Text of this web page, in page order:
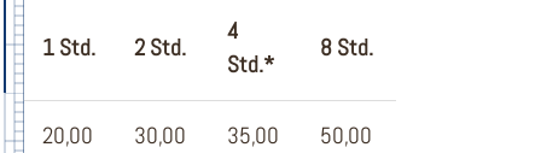
1 Std. 2 Std.
4
Std.*
8 Std.
20,00
30,00
35,00
50,00